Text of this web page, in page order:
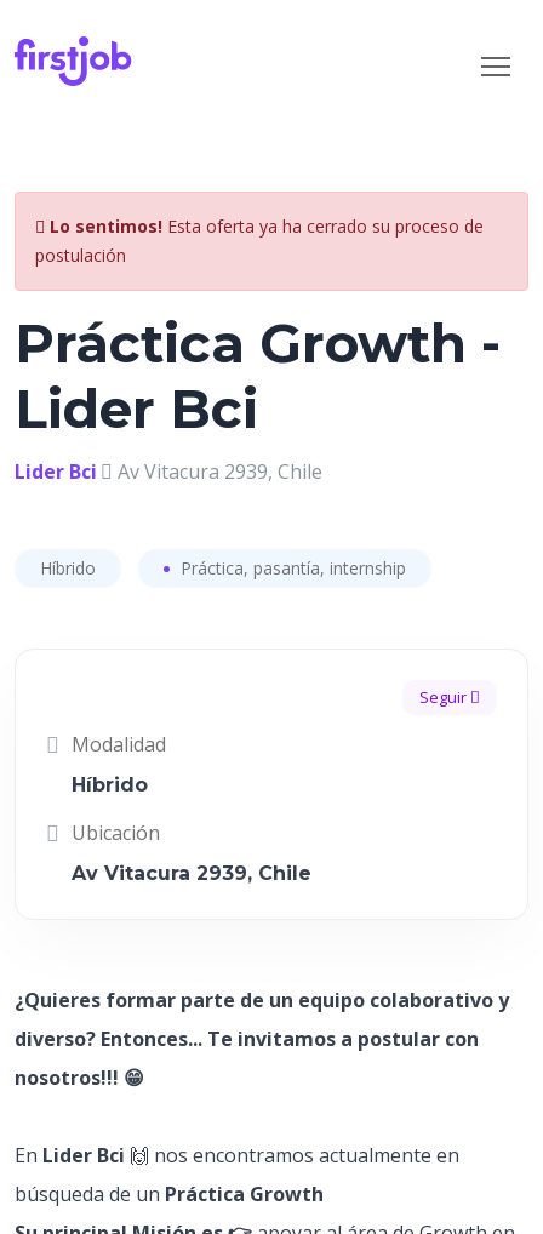
Lo sentimos! Esta oferta ya ha cerrado su proceso de
postulación
Práctica Growth -
Lider Bci
Lider Bci Av Vitacura 2939, Chile
Híbrido Práctica, pasantía, internship
Seguir
Modalidad
Híbrido
Ubicación
Av Vitacura 2939, Chile
¿Quieres formar parte de un equipo colaborativo y
diverso? Entonces... Te invitamos a postular con
nosotros!!! 😁
En Lider Bci 🙌 nos encontramos actualmente en
búsqueda de un Práctica Growth